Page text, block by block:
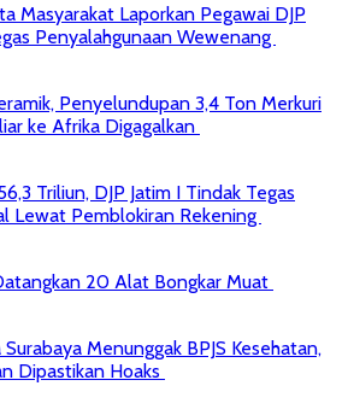
Masyarakat Laporkan Pegawai DJP
Penyalahgunaan Wewenang
Penyelundupan 3,4 Ton Merkuri
ke Afrika Digagalkan
Triliun, DJP Jatim I Tindak Tegas
Lewat Pemblokiran Rekening
20 Alat Bongkar Muat
Menunggak BPJS Kesehatan,
Dipastikan Hoaks